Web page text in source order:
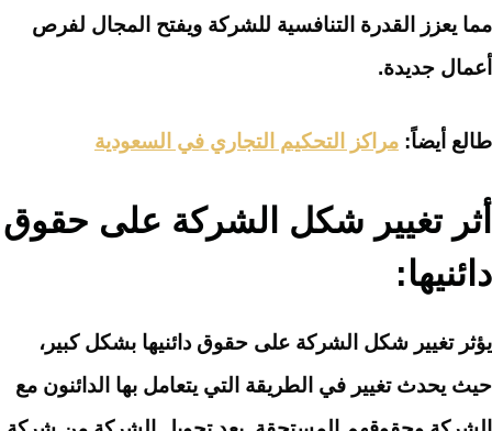
مما يعزز القدرة التنافسية للشركة ويفتح المجال لفرص
أعمال جديدة.
طالع أيضاً: مراكز التحكيم التجاري في السعودية
أثر تغيير شكل الشركة على حقوق
دائنيها:
يؤثر تغيير شكل الشركة على حقوق دائنيها بشكل كبير،
حيث يحدث تغيير في الطريقة التي يتعامل بها الدائنون مع